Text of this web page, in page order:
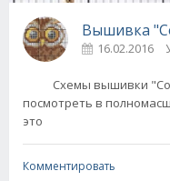
Вышивка
16.02.2016
Схемы вышивки
посмотреть в
это
Комментировать